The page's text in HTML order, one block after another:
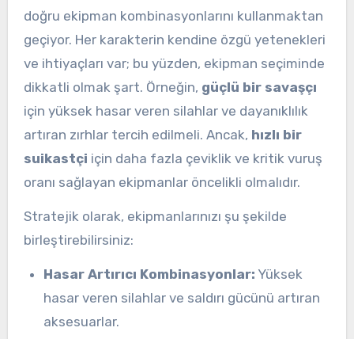
doğru ekipman kombinasyonlarını kullanmaktan
geçiyor. Her karakterin kendine özgü yetenekleri
ve ihtiyaçları var; bu yüzden, ekipman seçiminde
dikkatli olmak şart. Örneğin, güçlü bir savaşçı
için yüksek hasar veren silahlar ve dayanıklılık
artıran zırhlar tercih edilmeli. Ancak, hızlı bir
suikastçi için daha fazla çeviklik ve kritik vuruş
oranı sağlayan ekipmanlar öncelikli olmalıdır.
Stratejik olarak, ekipmanlarınızı şu şekilde
birleştirebilirsiniz:
Hasar Artırıcı Kombinasyonlar: Yüksek
hasar veren silahlar ve saldırı gücünü artıran
aksesuarlar.